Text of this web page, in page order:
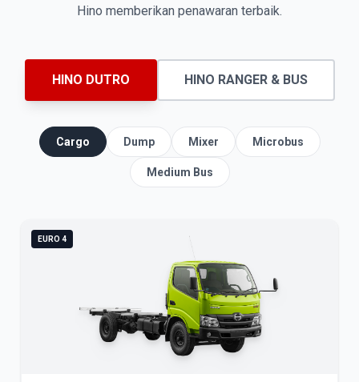
Hino memberikan penawaran terbaik.
HINO DUTRO HINO RANGER & BUS
Cargo Dump Mixer Microbus
Medium Bus
EURO 4